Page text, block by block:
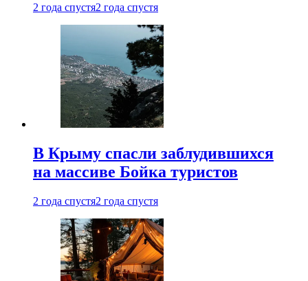
2 года спустя2 года спустя
В Крыму спасли заблудившихся
на массиве Бойка туристов
2 года спустя2 года спустя